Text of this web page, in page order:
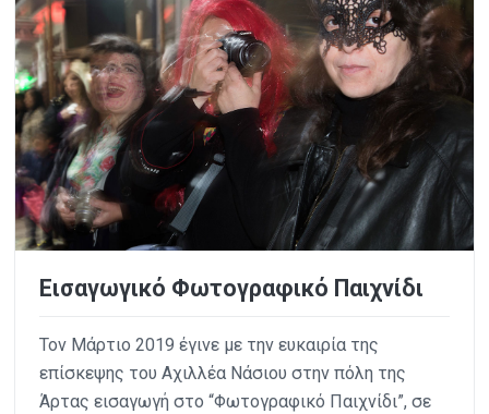
Εισαγωγικό Φωτογραφικό Παιχνίδι
Τον Μάρτιο 2019 έγινε με την ευκαιρία της
επίσκεψης του Αχιλλέα Νάσιου στην πόλη της
Άρτας εισαγωγή στο “Φωτογραφικό Παιχνίδι”, σε